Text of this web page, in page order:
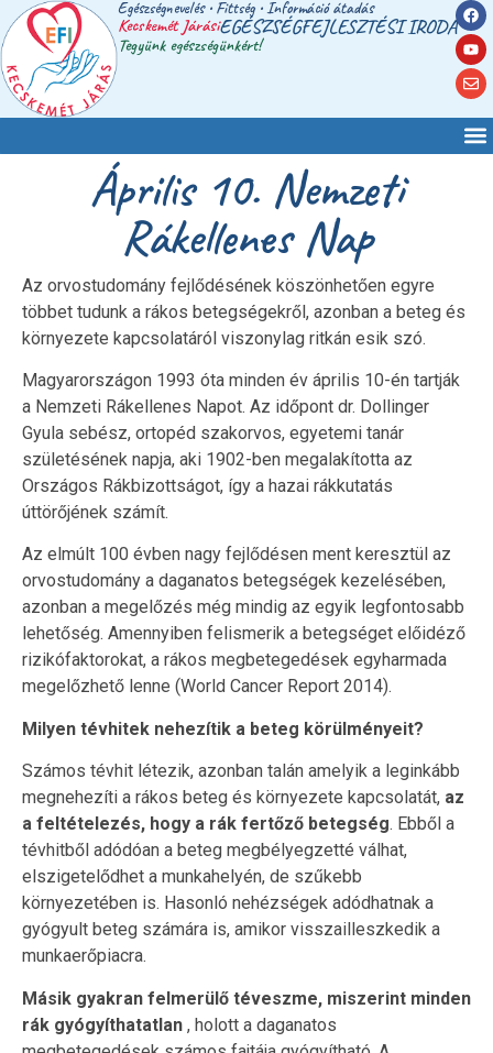
Egészségnevelés • Fittség • Információ átadás
Kecskemét JárásiEGÉSZSÉGFEJLESZTÉSI IRODA
Tegyünk egészségünkért!
Április 10. Nemzeti
Rákellenes Nap
Az orvostudomány fejlődésének köszönhetően egyre
többet tudunk a rákos betegségekről, azonban a beteg és
környezete kapcsolatáról viszonylag ritkán esik szó.
Magyarországon 1993 óta minden év április 10-én tartják
a Nemzeti Rákellenes Napot. Az időpont dr. Dollinger
Gyula sebész, ortopéd szakorvos, egyetemi tanár
születésének napja, aki 1902-ben megalakította az
Országos Rákbizottságot, így a hazai rákkutatás
úttörőjének számít.
Az elmúlt 100 évben nagy fejlődésen ment keresztül az
orvostudomány a daganatos betegségek kezelésében,
azonban a megelőzés még mindig az egyik legfontosabb
lehetőség. Amennyiben felismerik a betegséget előidéző
rizikófaktorokat, a rákos megbetegedések egyharmada
megelőzhető lenne (World Cancer Report 2014).
Milyen tévhitek nehezítik a beteg körülményeit?
Számos tévhit létezik, azonban talán amelyik a leginkább
megnehezíti a rákos beteg és környezete kapcsolatát, az
a feltételezés, hogy a rák fertőző betegség. Ebből a
tévhitből adódóan a beteg megbélyegzetté válhat,
elszigetelődhet a munkahelyén, de szűkebb
környezetében is. Hasonló nehézségek adódhatnak a
gyógyult beteg számára is, amikor visszailleszkedik a
munkaerőpiacra.
Másik gyakran felmerülő téveszme, miszerint minden
rák gyógyíthatatlan , holott a daganatos